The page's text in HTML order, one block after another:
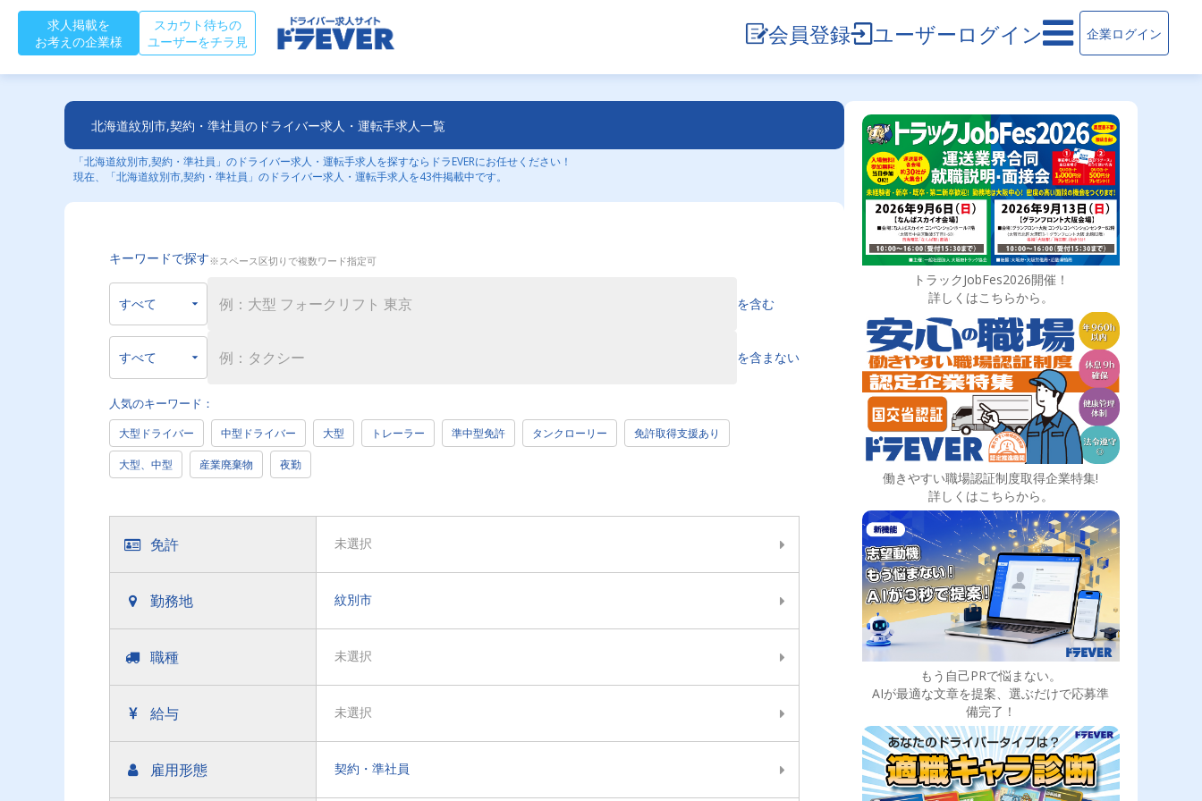
求人掲載を
お考えの企業様
スカウト待ちの
ユーザーをチラ見
会員登録 ユーザーログイン 企業ログイン
北海道紋別市,契約・準社員のドライバー求人・運転手求人一覧
「北海道紋別市,契約・準社員」のドライバー求人・運転手求人を探すならドラEVERにお任せください！
現在、「北海道紋別市,契約・準社員」のドライバー求人・運転手求人を43件掲載中です。
キーワードで探す※スペース区切りで複数ワード指定可
を含む
を含まない
人気のキーワード：
大型ドライバー 中型ドライバー 大型 トレーラー 準中型免許 タンクローリー 免許取得支援あり
大型、中型 産業廃棄物 夜勤
免許 未選択
勤務地 紋別市
職種 未選択
給与 未選択
雇用形態 契約・準社員
トラックJobFes2026開催！
詳しくはこちらから。
働きやすい職場認証制度取得企業特集!
詳しくはこちらから。
もう自己PRで悩まない。
AIが最適な文章を提案、選ぶだけで応募準
備完了！